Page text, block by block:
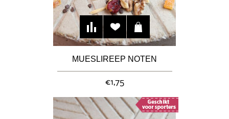
MUESLIREEP NOTEN
€1,75